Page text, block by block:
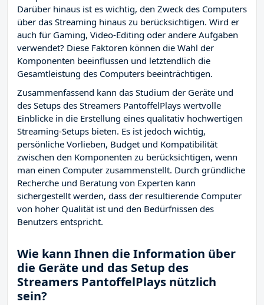
Darüber hinaus ist es wichtig, den Zweck des Computers
über das Streaming hinaus zu berücksichtigen. Wird er
auch für Gaming, Video-Editing oder andere Aufgaben
verwendet? Diese Faktoren können die Wahl der
Komponenten beeinflussen und letztendlich die
Gesamtleistung des Computers beeinträchtigen.
Zusammenfassend kann das Studium der Geräte und
des Setups des Streamers PantoffelPlays wertvolle
Einblicke in die Erstellung eines qualitativ hochwertigen
Streaming-Setups bieten. Es ist jedoch wichtig,
persönliche Vorlieben, Budget und Kompatibilität
zwischen den Komponenten zu berücksichtigen, wenn
man einen Computer zusammenstellt. Durch gründliche
Recherche und Beratung von Experten kann
sichergestellt werden, dass der resultierende Computer
von hoher Qualität ist und den Bedürfnissen des
Benutzers entspricht.
Wie kann Ihnen die Information über
die Geräte und das Setup des
Streamers PantoffelPlays nützlich
sein?